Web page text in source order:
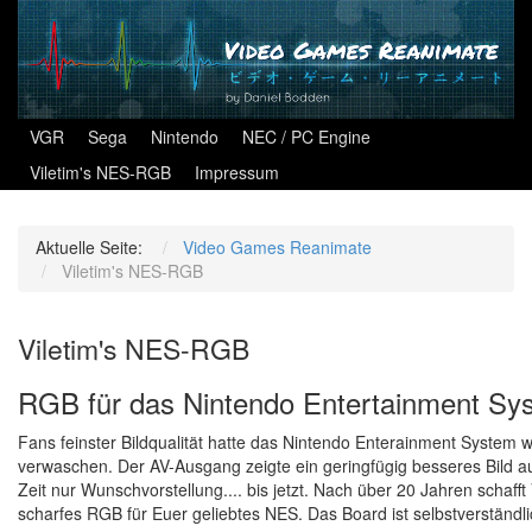
VGR Sega Nintendo
NEC / PC Engine
Viletim's NES-RGB
Impressum
Aktuelle Seite:
Video Games Reanimate
Viletim's NES-RGB
Viletim's NES-RGB
RGB für das Nintendo Entertainment
Fans feinster Bildqualität hatte das Nintendo Enterainment System
verwaschen. Der AV-Ausgang zeigte ein geringfügig besseres Bild
Zeit nur Wunschvorstellung.... bis jetzt. Nach über 20 Jahren
scharfes RGB für Euer geliebtes NES. Das Board ist